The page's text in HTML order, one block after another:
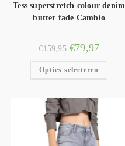
Tess superstretch colour denim
butter fade Cambio
€159,95 €79,97
Opties selecteren